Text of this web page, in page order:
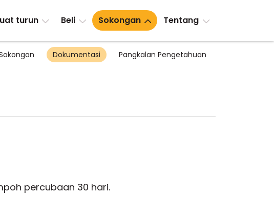
turun Beli Sokongan Tentang
Dokumentasi Pangkalan Pengetahuan
percubaan 30 hari.